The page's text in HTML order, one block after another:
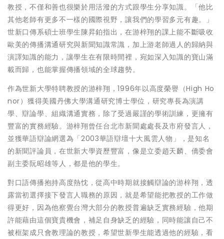
教授，不僅和善也很樂於用活潑的方式跟學生分享知識。「他比
其他老師有更多不一樣的國際視野，讓我們的學習多元有趣。」
世新口傳系碩士班學生陳昇鉑指出，在游梓翔的課上能不斷吸收
歐美的傳播溝通研究與新聞知識常識，加上游老師過人的歸納與
演譯知識的能力，讓學生在有限時間裡，宛如深入知識的寶山滿
載而歸，也能掌握傳播領域的全球趨勢。
作為世新大學特聘教授的游梓翔，1996年以高度榮譽（High Ho
nor）獲得美國丹佛大學溝通研究博士學位，研究專長為演講
學、辯論學、組織溝通實務，除了受過嚴謹的學術訓練，更擁有
豐富的實務經驗。游梓翔曾任台北市新聞處處長及市府發言人，
並獲華語辯論網選為「2003華語辯壇十大風雲人物」，是知名
的新聞評論員，在世新大學資歷豐富，像是立委趙天麟、僑委會
副主委阮昭雄等人，都是他的學生。
對口語傳播抱持高度熱忱，從高中時期就接觸辯論的游梓翔，透
露當初選擇接下發言人職務的原因，就是希望能把教授的工作做
得更好，因為他察覺台灣大部分的教授普遍缺乏實務經驗，他期
許能藉由這個寶貴機會，補足自身缺乏的經驗，同時能讓自己不
被框架成只會教理論的教授，希望世新學生能透過他的經驗，看